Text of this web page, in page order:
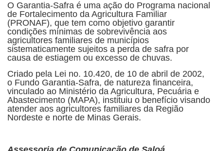
O Garantia-Safra é uma ação do Programa nacional
de Fortalecimento da Agricultura Familiar
(PRONAF), que tem como objetivo garantir
condições mínimas de sobrevivência aos
agricultores familiares de municípios
sistematicamente sujeitos a perda de safra por
causa de estiagem ou excesso de chuvas.
Criado pela Lei no. 10.420, de 10 de abril de 2002,
o Fundo Garantia-Safra, de natureza financeira,
vinculado ao Ministério da Agricultura, Pecuária e
Abastecimento (MAPA), instituiu o benefício visando
atender aos agricultores familiares da Região
Nordeste e norte de Minas Gerais.